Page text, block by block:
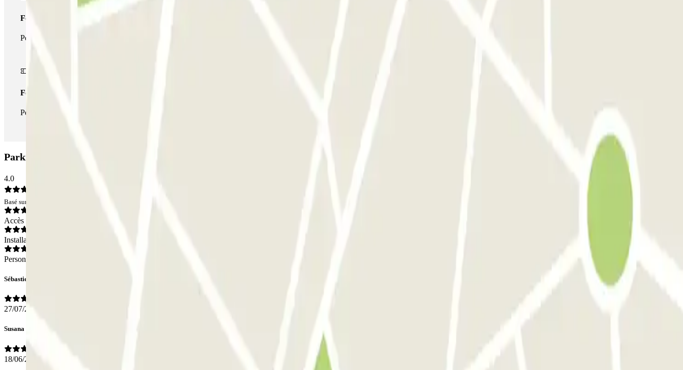
Forfait de stationnement multiple
Pendant votre séjour, vous pouvez utiliser l'ensemble du réseau de parkings de cet opérateur disponible sur Parclick.
Forfait illimité
Pendant votre séjour, vous pouvez entrer et sortir du parking aussi souvent que vous le souhaitez.
Parking Poeta Quintana: Avis
4.0
Basé sur 34 avis
Accès
Installations
Personnel
Sébastien
27/07/2026
Susana
18/06/2026